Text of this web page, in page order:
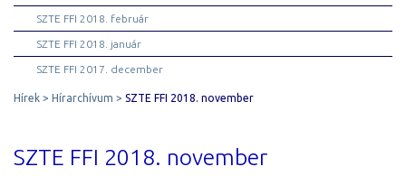
SZTE FFI 2018. február
SZTE FFI 2018. január
SZTE FFI 2017. december
Hírek Hírarchívum SZTE FFI 2018. november
SZTE FFI 2018. november